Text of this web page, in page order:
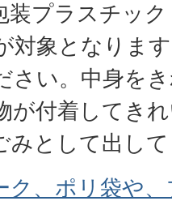
装プラスチッ
対象となりま
さい。中身を
が付着してき
みとして出し
ク、ポリ袋や